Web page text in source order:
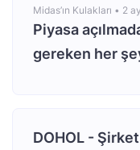
Midas’ın Kulakları • 2
Piyasa
gereken her
DOHOL -